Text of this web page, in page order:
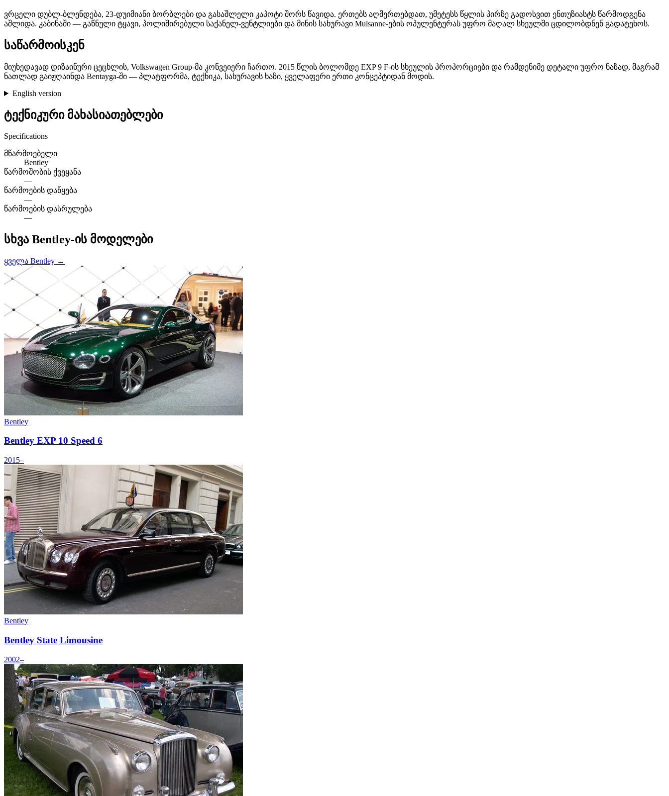
ვრცელი დუბლ-ბლენდება, 23-დუიმიანი ბორბლები და გასაშლელი კაპოტი შორს წავიდა. ერთებს აღმერთებდათ, უმეტესს წყლის პირზე გადოსვით ენთუზიასტს წარმოდგენა
აშლიდა. კაბინაში — გაწნული ტყავი, პოლიშირებული საქანელ-ვენტლიები და მინის სახურავი Mulsanne-ების ოპულენტურას უფრო მაღალ სხეულში ცდილობდნენ გადატეხოს.
საწარმოისკენ
მიუხედავად დიზაინური ცეცხლის, Volkswagen Group-მა კონვეიერი ჩართო. 2015 წლის ბოლომდე EXP 9 F-ის სხეულის პროპორციები და რამდენიმე დეტალი უფრო ნაზად, მაგრამ
ნათლად გაიჟღაინდა Bentayga-ში — პლატფორმა, ტექნიკა, სახურავის ხაზი, ყველაფერი ერთი კონცეპტიდან მოდის.
English version
ტექნიკური მახასიათებლები
Specifications
მწარმოებელი
Bentley
წარმოშობის ქვეყანა
—
წარმოების დაწყება
—
წარმოების დასრულება
—
სხვა Bentley-ის მოდელები
ყველა Bentley →
Bentley
Bentley EXP 10 Speed 6
2015–
Bentley
Bentley State Limousine
2002–